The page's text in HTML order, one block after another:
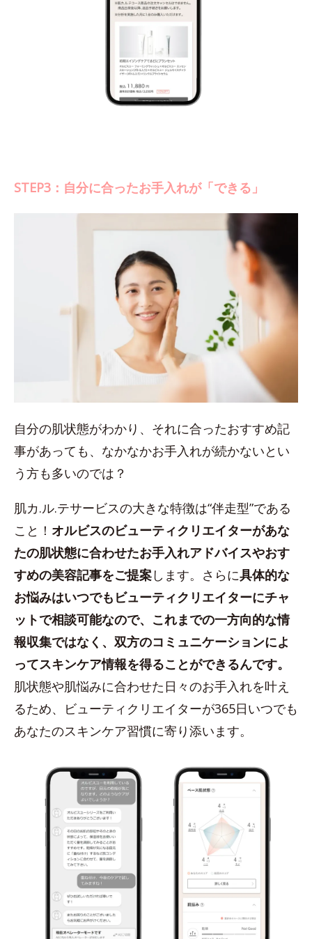
STEP3：自分に合ったお手入れが「できる」
自分の肌状態がわかり、それに合ったおすすめ記
事があっても、なかなかお手入れが続かないとい
う方も多いのでは？
肌カ.ル.テサービスの大きな特徴は“伴走型”である
こと！ オルビスのビューティクリエイターがあな
たの肌状態に合わせたお手入れアドバイスやおす
すめの美容記事をご提案します。さらに具体的な
お悩みはいつでもビューティクリエイターにチャ
ットで相談可能なので、これまでの一方向的な情
報収集ではなく、双方のコミュニケーションによ
ってスキンケア情報を得ることができるんです。
肌状態や肌悩みに合わせた日々のお手入れを叶え
るため、ビューティクリエイターが365日いつでも
あなたのスキンケア習慣に寄り添います。